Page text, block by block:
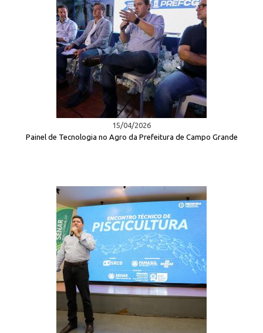
15/04/2026
Painel de Tecnologia no Agro da Prefeitura de Campo Grande